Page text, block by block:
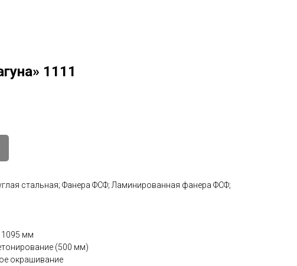
1111
стальная; Фанера ФСФ; Ламинированная фанера ФСФ;
1095 мм
(500 мм)
окрашивание